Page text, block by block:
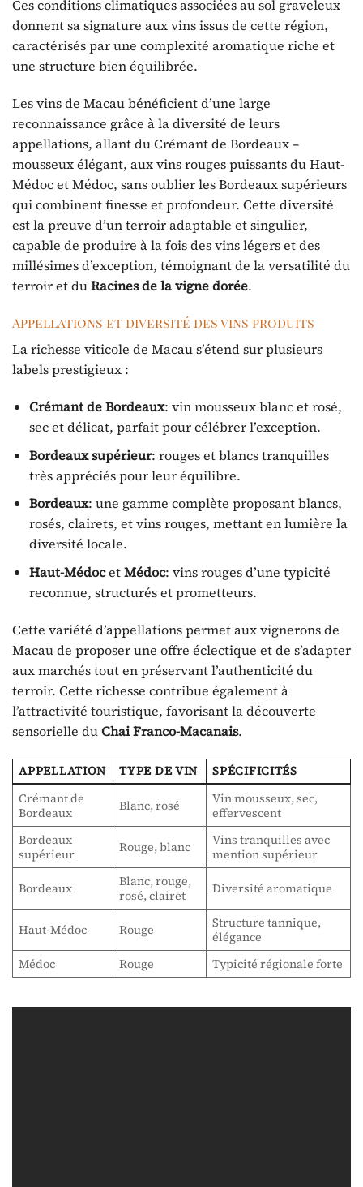
Ces conditions climatiques associées au sol graveleux
donnent sa signature aux vins issus de cette région,
caractérisés par une complexité aromatique riche et
une structure bien équilibrée.
Les vins de Macau bénéficient d’une large
reconnaissance grâce à la diversité de leurs
appellations, allant du Crémant de Bordeaux –
mousseux élégant, aux vins rouges puissants du Haut-
Médoc et Médoc, sans oublier les Bordeaux supérieurs
qui combinent finesse et profondeur. Cette diversité
est la preuve d’un terroir adaptable et singulier,
capable de produire à la fois des vins légers et des
millésimes d’exception, témoignant de la versatilité du
terroir et duRacines de la vigne dorée.
Appellations et diversité des vins produits
La richesse viticole de Macau s’étend sur plusieurs
labels prestigieux :
Crémant de Bordeaux: vin mousseux blanc et rosé,
sec et délicat, parfait pour célébrer l’exception.
Bordeaux supérieur: rouges et blancs tranquilles
très appréciés pour leur équilibre.
Bordeaux: une gamme complète proposant blancs,
rosés, clairets, et vins rouges, mettant en lumière la
diversité locale.
Haut-MédocetMédoc: vins rouges d’une typicité
reconnue, structurés et prometteurs.
Cette variété d’appellations permet aux vignerons de
Macau de proposer une offre éclectique et de s’adapter
aux marchés tout en préservant l’authenticité du
terroir. Cette richesse contribue également à
l’attractivité touristique, favorisant la découverte
sensorielle duChai Franco-Macanais.
APPELLATION TYPE DE VIN
SPÉCIFICITÉS
Crémant de
Bordeaux
Blanc, rosé
Vin mousseux, sec,
effervescent
Bordeaux
supérieur
Rouge, blanc
Vins tranquilles avec
mention supérieur
Bordeaux
Blanc, rouge,
rosé, clairet
Diversité aromatique
Haut-Médoc Rouge
Structure tannique,
élégance
Médoc
Rouge Typicité régionale forte